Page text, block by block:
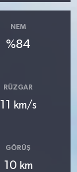
NEM
%84
RÜZGAR
11 km/s
GÖRÜŞ
10 km